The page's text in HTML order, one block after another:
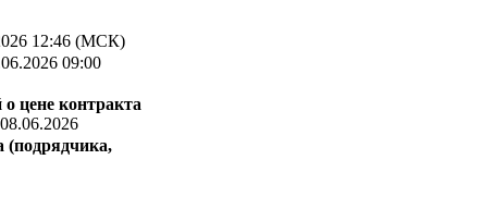
12:46 (МСК)
09:00
цене контракта
08.06.2026
(подрядчика,